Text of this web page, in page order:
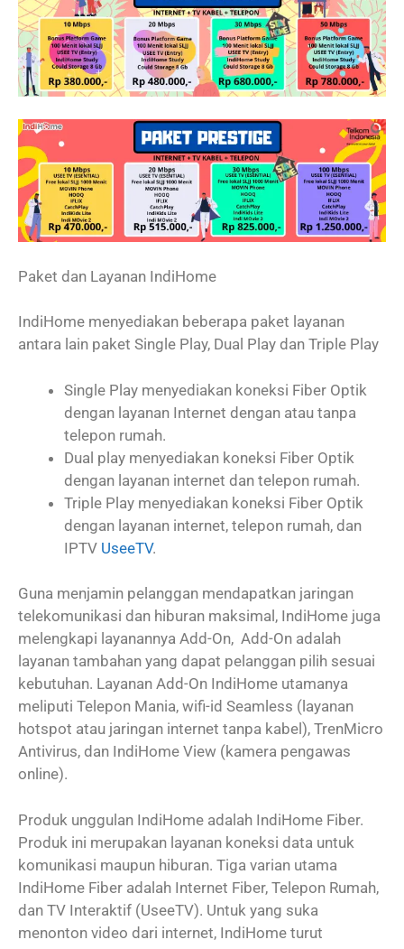
Paket dan Layanan IndiHome
IndiHome menyediakan beberapa paket layanan
antara lain paket Single Play, Dual Play dan Triple Play
Single Play menyediakan koneksi Fiber Optik
dengan layanan Internet dengan atau tanpa
telepon rumah.
Dual play menyediakan koneksi Fiber Optik
dengan layanan internet dan telepon rumah.
Triple Play menyediakan koneksi Fiber Optik
dengan layanan internet, telepon rumah, dan
IPTV UseeTV.
Guna menjamin pelanggan mendapatkan jaringan
telekomunikasi dan hiburan maksimal, IndiHome juga
melengkapi layanannya Add-On, Add-On adalah
layanan tambahan yang dapat pelanggan pilih sesuai
kebutuhan. Layanan Add-On IndiHome utamanya
meliputi Telepon Mania, wifi-id Seamless (layanan
hotspot atau jaringan internet tanpa kabel), TrenMicro
Antivirus, dan IndiHome View (kamera pengawas
online).
Produk unggulan IndiHome adalah IndiHome Fiber.
Produk ini merupakan layanan koneksi data untuk
komunikasi maupun hiburan. Tiga varian utama
IndiHome Fiber adalah Internet Fiber, Telepon Rumah,
dan TV Interaktif (UseeTV). Untuk yang suka
menonton video dari internet, IndiHome turut